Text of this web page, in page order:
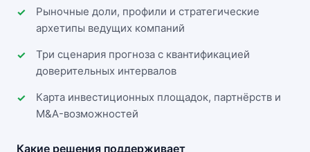
Рыночные доли, профили и стратегические
архетипы ведущих компаний
Три сценария прогноза с квантификацией
доверительных интервалов
Карта инвестиционных площадок, партнёрств и
M&A-возможностей
Какие решения поддерживает